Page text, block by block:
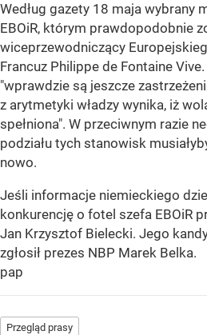
Według gazety 18 maja wybrany
EBOiR, którym prawdopodobnie
wiceprzewodniczący
Francuz Philippe de Fontaine
"wprawdzie są jeszcze
z arytmetyki władzy wynika, iż
spełniona". W przeciwnym razie
podziału tych stanowisk
nowo.
Jeśli informacje niemieckiego
konkurencję o fotel szefa EBOiR
Jan Krzysztof Bielecki. Jego
zgłosił prezes NBP Marek Belka.
pap
Przegląd prasy